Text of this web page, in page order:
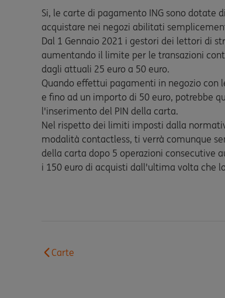
Si, le carte di pagamento ING sono dotate
acquistare nei negozi abilitati
Dal 1 Gennaio 2021 i gestori dei lettori di
aumentando il limite per le transazioni
dagli attuali 25 euro a 50 euro.
Quando effettui pagamenti in negozio con
e fino ad un importo di 50 euro, potrebbe
l'inserimento del PIN della carta.
Nel rispetto dei limiti imposti dalla
modalità contactless, ti verrà comunque
della carta dopo 5 operazioni consecutive
i 150 euro di acquisti dall'ultima volta che
Carte